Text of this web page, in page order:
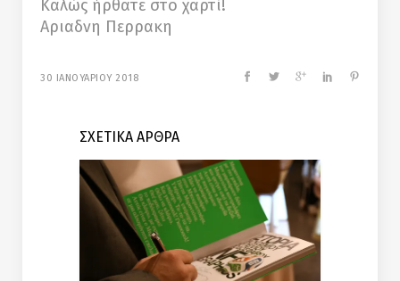
Καλώς ήρθατε στο χαρτί!
Αριαδνη Περρακη
30 ΙΑΝΟΥΑΡΙΟΥ 2018
ΣΧΕΤΙΚΑ ΑΡΘΡΑ